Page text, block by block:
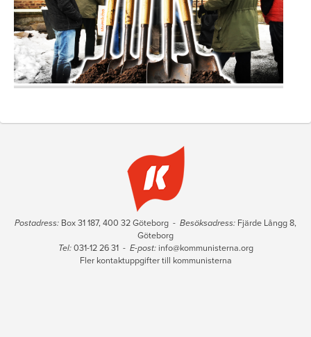
Postadress: Box 31 187, 400 32 Göteborg - Besöksadress: Fjärde Långg 8,
Göteborg
Tel:031-12 26 31 - E-post: info@kommunisterna.org
Fler kontaktuppgifter till kommunisterna